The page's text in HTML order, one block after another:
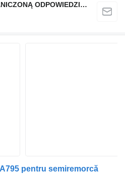
ALUPART SPÓŁKA Z OGRANICZONĄ ODPOWIEDZIALNOŚCIĄ
pentru semiremorcă